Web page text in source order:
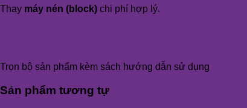
Thay máy nén (block) chi phí hợp lý.
Trọn bộ sản phẩm kèm sách hướng dẫn sử dụng
Sản phẩm tương tự